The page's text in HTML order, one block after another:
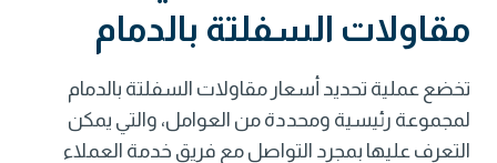
مقاولات السفلتة بالدمام
تخضع عملية تحديد أسعار مقاولات السفلتة بالدمام
لمجموعة رئيسية ومحددة من العوامل، والتي يمكن
التعرف عليها بمجرد التواصل مع فريق خدمة العملاء